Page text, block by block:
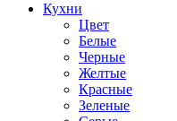
Кухни
Цвет
Белые
Черные
Желтые
Красные
Зеленые